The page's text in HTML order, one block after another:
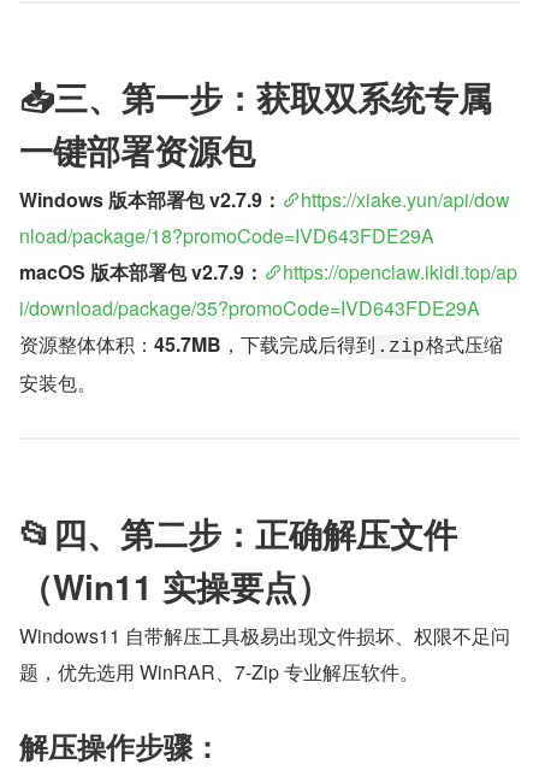
📥三、第一步：获取双系统专属
一键部署资源包
Windows 版本部署包 v2.7.9：
https://xiake.yun/api/dow
nload/package/18?promoCode=IVD643FDE29A
macOS 版本部署包 v2.7.9：
https://openclaw.ikidi.top/ap
i/download/package/35?promoCode=IVD643FDE29A
资源整体体积： 45.7MB ，下载完成后得到 .zip格式压缩
安装包。
📂四、第二步：正确解压文件
（Win11 实操要点）
Windows11 自带解压工具极易出现文件损坏、权限不足问
题，优先选用 WinRAR、7-Zip 专业解压软件。
解压操作步骤：